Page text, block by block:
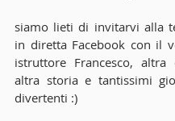
siamo lieti di invitarvi alla
in diretta Facebook con il
istruttore Francesco, altra
altra storia e tantissimi
divertenti :)